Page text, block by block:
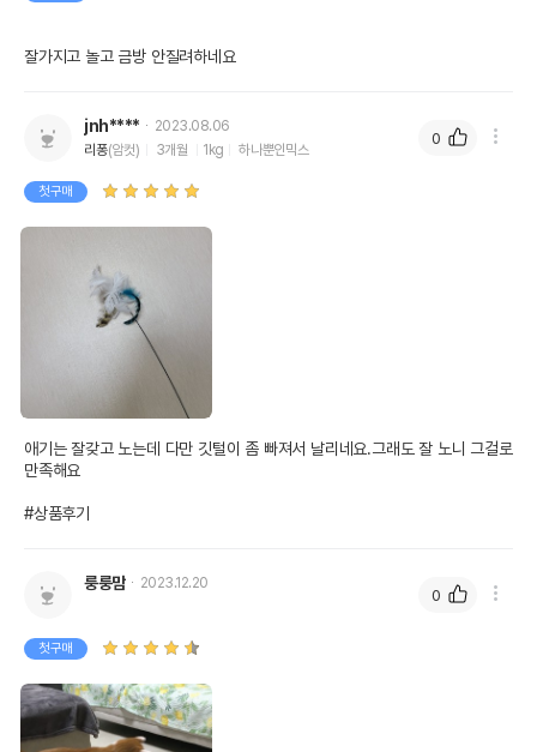
잘가지고 놀고 금방 안질려하네요
jnh****
2023.08.06
리퐁(암컷) 3개월 1kg 하나뿐인믹스
첫구매
애기는 잘갖고 노는데 다만 깃털이 좀 빠져서 날리네요.그래도 잘 노니 그걸로
만족해요
#상품후기
0
룽룽맘 2023.12.20
첫구매
0